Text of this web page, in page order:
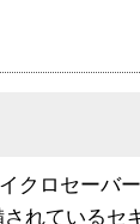
クロセーバ
れているセ